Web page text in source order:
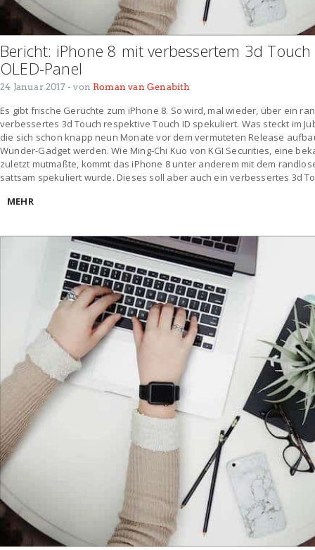
Bericht: iPhone 8 mit verbessertem 3d
OLED-Panel
24 Januar 2017- von Roman van Genabith
Es gibt frische Gerüchte zum iPhone 8. So wird, mal wieder, über ein
verbessertes 3d Touch respektive Touch ID spekuliert. Was steckt im
die sich schon knapp neun Monate vor dem vermuteten Release
Wunder-Gadget werden. Wie Ming-Chi Kuo von KGI Securities, eine
zuletzt mutmaßte, kommt das iPhone 8 unter anderem mit dem
sattsam spekuliert wurde. Dieses soll aber auch ein verbessertes 3d
MEHR